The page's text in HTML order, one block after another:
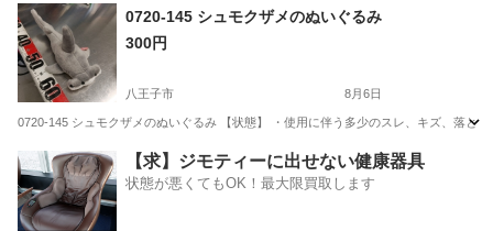
東京 八王子市 コアラ
0720-145 シュモクザメのぬいぐるみ
300円
八王子市 8月6日
0720-145 シュモクザメのぬいぐるみ 【状態】 ・使用に伴う多少のスレ、キズ、落
東京 八王子市 おもちゃ 現地
【求】ジモティーに出せない健康器具
状態が悪くてもOK！最大限買取します